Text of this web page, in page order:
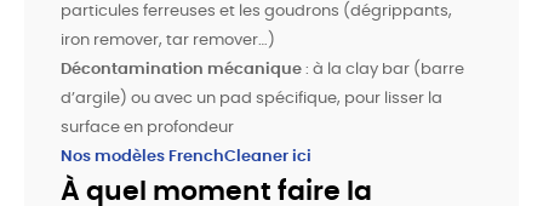
particules ferreuses et les goudrons (dégrippants,
iron remover, tar remover…)
Décontamination mécanique : à la clay bar (barre
d’argile) ou avec un pad spécifique, pour lisser la
surface en profondeur
Nos modèles FrenchCleaner ici
À quel moment faire la